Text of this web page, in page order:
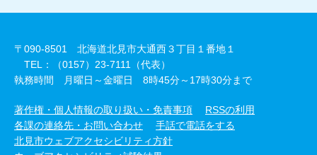
〒090-8501 北海道北見市大通西３丁目１番地１
TEL：（0157）23-7111（代表）
執務時間 月曜日～金曜日 8時45分～17時30分まで
著作権・個人情報の取り扱い・免責事項
RSSの利用
各課の連絡先・お問い合わせ
手話で電話をする
北見市ウェブアクセシビリティ方針